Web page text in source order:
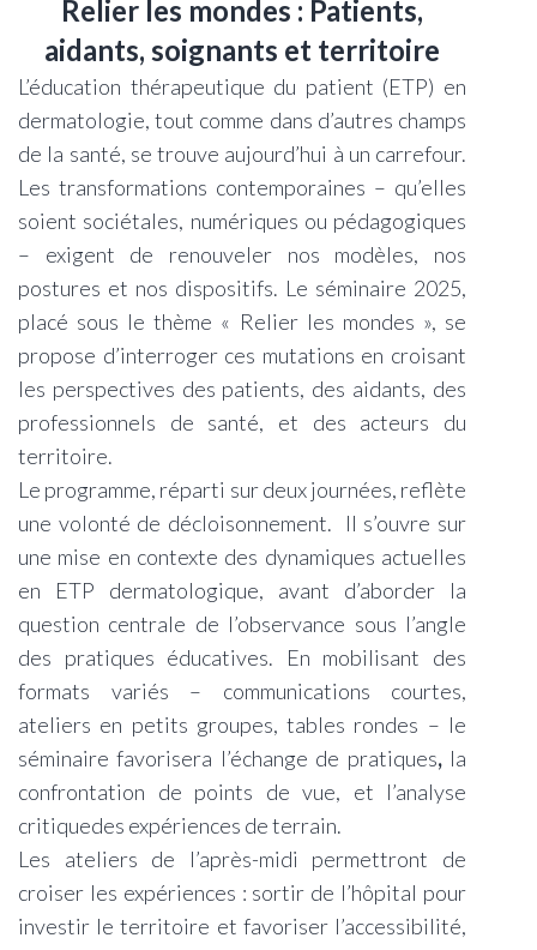
Relier les mondes : Patients,
aidants, soignants et territoire
L’éducation thérapeutique du patient (ETP) en
dermatologie, tout comme dans d’autres champs
de la santé, se trouve aujourd’hui à un carrefour.
Les transformations contemporaines – qu’elles
soient sociétales, numériques ou pédagogiques
– exigent de renouveler nos modèles, nos
postures et nos dispositifs. Le séminaire 2025,
placé sous le thème « Relier les mondes », se
propose d’interroger ces mutations en croisant
les perspectives des patients, des aidants, des
professionnels de santé, et des acteurs du
territoire.
Le programme, réparti sur deux journées, reflète
une volonté de décloisonnement. Il s’ouvre sur
une mise en contexte des dynamiques actuelles
en ETP dermatologique, avant d’aborder la
question centrale de l’observance sous l’angle
des pratiques éducatives. En mobilisant des
formats variés – communications courtes,
ateliers en petits groupes, tables rondes – le
séminaire favorisera l’échange de pratiques,la
confrontation de points de vue, et l’analyse
critiquedes expériences de terrain.
Les ateliers de l’après-midi permettront de
croiser les expériences : sortir de l’hôpital pour
investir le territoire et favoriser l’accessibilité,